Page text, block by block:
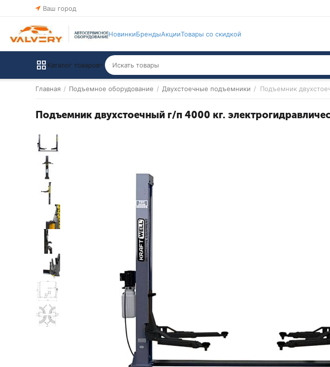
Ваш город
НовинкиБрендыАкцииТовары со скидкой
Каталог товаров
Главная / Подъемное оборудование / Двухстоечные подъемники / Подъемник
Подъемник двухстоечный г/п 4000 кг.